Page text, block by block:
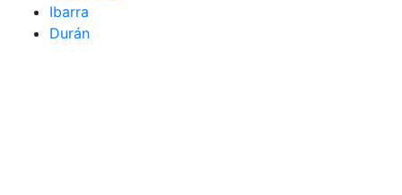
Ibarra
Durán